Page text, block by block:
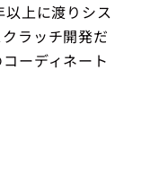
上に渡りシス
ラッチ開発だ
ーディネート